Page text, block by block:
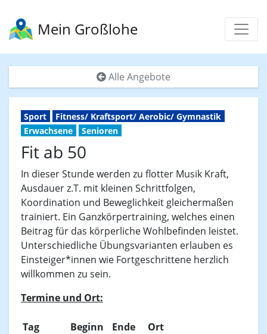
Mein Großlohe
Alle Angebote
Sport
Fitness/ Kraftsport/ Aerobic/ Gymnastik
Erwachsene
Senioren
Fit ab 50
In dieser Stunde werden zu flotter Musik Kraft,
Ausdauer z.T. mit kleinen Schrittfolgen,
Koordination und Beweglichkeit gleichermaßen
trainiert. Ein Ganzkörpertraining, welches einen
Beitrag für das körperliche Wohlbefinden leistet.
Unterschiedliche Übungsvarianten erlauben es
Einsteiger*innen wie Fortgeschrittene herzlich
willkommen zu sein.
Termine und Ort:
Tag Beginn Ende
Ort